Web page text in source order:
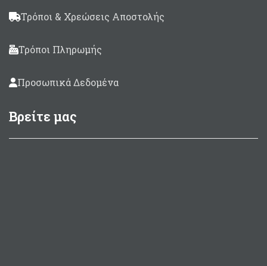
Τρόποι & Χρεώσεις Αποστολής
Τρόποι Πληρωμής
Προσωπικά Δεδομένα
Βρείτε μας